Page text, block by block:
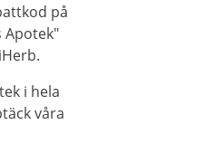
på
Apotek"
i hela
våra